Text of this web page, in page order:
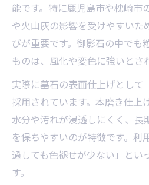
能です。特に鹿児島市や枕崎市
や火山灰の影響を受けやすいた
びが重要です。御影石の中でも
ものは、風化や変色に強いとさ
実際に墓石の表面仕上げとして
採用されています。本磨き仕上
水分や汚れが浸透しにくく、長
を保ちやすいのが特徴です。利
過しても色褪せが少ない」とい
す。